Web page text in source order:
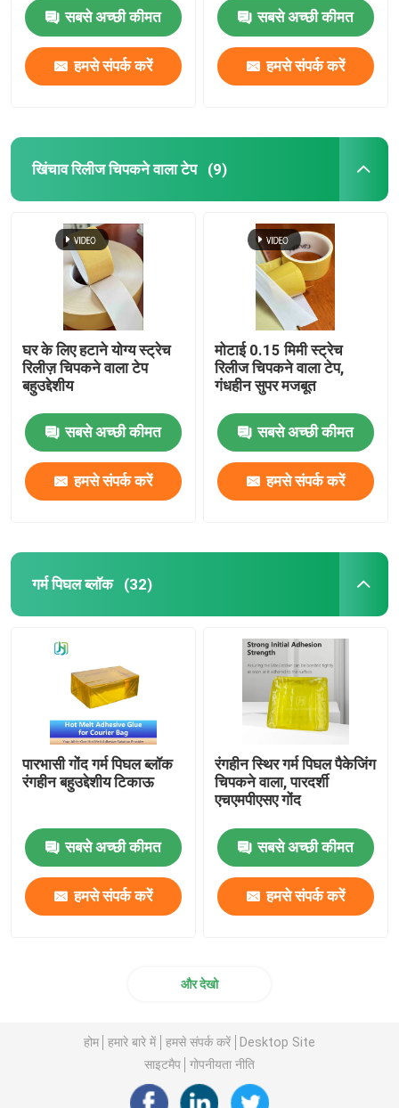
सबसे अच्छी कीमत
हमसे संपर्क करें
सबसे अच्छी कीमत
हमसे संपर्क करें
खिंचाव रिलीज चिपकने वाला टेप (9)
घर के लिए हटाने योग्य स्ट्रेच
रिलीज़ चिपकने वाला टेप
बहुउद्देशीय
सबसे अच्छी कीमत
हमसे संपर्क करें
मोटाई 0.15 मिमी स्ट्रेच
रिलीज चिपकने वाला टेप,
गंधहीन सुपर मजबूत
सबसे अच्छी कीमत
हमसे संपर्क करें
गर्म पिघल ब्लॉक (32)
पारभासी गोंद गर्म पिघल ब्लॉक
रंगहीन बहुउद्देशीय टिकाऊ
सबसे अच्छी कीमत
हमसे संपर्क करें
रंगहीन स्थिर गर्म पिघल पैकेजिंग
चिपकने वाला, पारदर्शी
एचएमपीएसए गोंद
सबसे अच्छी कीमत
हमसे संपर्क करें
और देखो
होम हमारे बारे में हमसे संपर्क करें
Desktop Site
साइटमैप
गोपनीयता नीति